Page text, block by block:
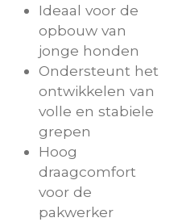
Ideaal voor de
opbouw van
jonge honden
Ondersteunt het
ontwikkelen van
volle en stabiele
grepen
Hoog
draagcomfort
voor de
pakwerker